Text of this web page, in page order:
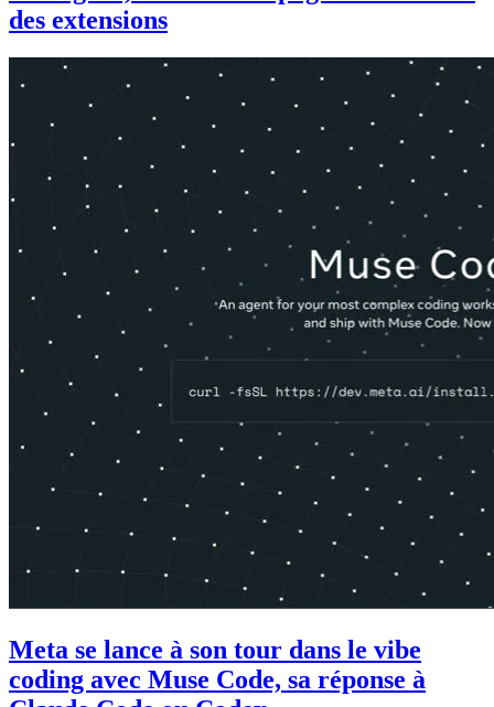
des extensions
Meta se lance à son tour dans le vibe
coding avec Muse Code, sa réponse à